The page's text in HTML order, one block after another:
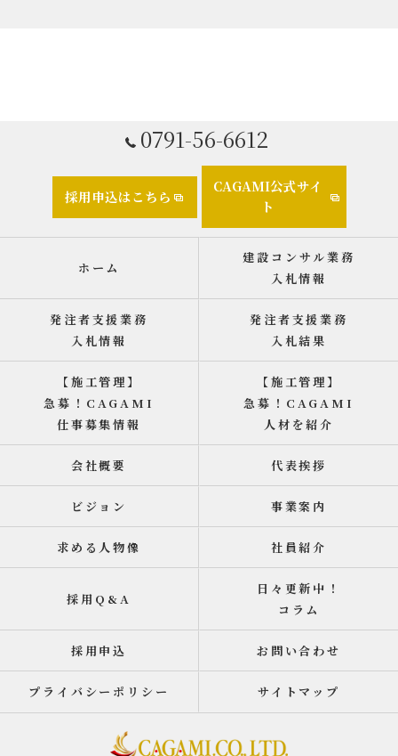
0791-56-6612
採用申込はこちら
CAGAMI公式サイ
ト
ホーム
建設コンサル業務
入札情報
発注者支援業務
入札情報
発注者支援業務
入札結果
【施工管理】
急募！CAGAMI
仕事募集情報
【施工管理】
急募！CAGAMI
人材を紹介
会社概要 代表挨拶
ビジョン 事業案内
求める人物像 社員紹介
採用Q&A
日々更新中！
コラム
採用申込 お問い合わせ
プライバシーポリシー サイトマップ